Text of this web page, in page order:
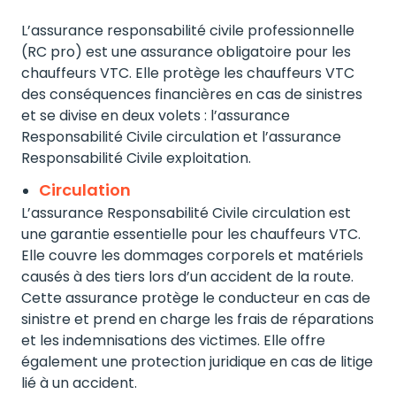
L’assurance responsabilité civile professionnelle
(RC pro) est une assurance obligatoire pour les
chauffeurs VTC. Elle protège les chauffeurs VTC
des conséquences financières en cas de sinistres
et se divise en deux volets : l’assurance
Responsabilité Civile circulation et l’assurance
Responsabilité Civile exploitation.
Circulation
L’assurance Responsabilité Civile circulation est
une garantie essentielle pour les chauffeurs VTC.
Elle couvre les dommages corporels et matériels
causés à des tiers lors d’un accident de la route.
Cette assurance protège le conducteur en cas de
sinistre et prend en charge les frais de réparations
et les indemnisations des victimes. Elle offre
également une protection juridique en cas de litige
lié à un accident.